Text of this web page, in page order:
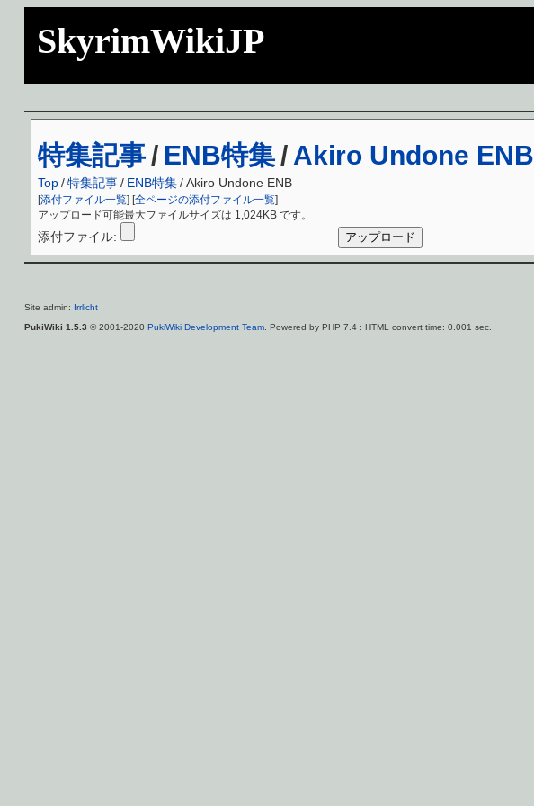
SkyrimWikiJP
特集記事 / ENB特集 / Akiro Undone ENB
Top/特集記事/ ENB特集 / Akiro Undone ENB
[添付ファイル一覧] [全ページの添付ファイル一覧]
アップロード可能最大ファイルサイズは 1,024KB です。
添付ファイル:
Site admin: Irrlicht
PukiWiki 1.5.3 © 2001-2020 PukiWiki Development Team. Powered by PHP 7.4 : HTML convert time: 0.001 sec.